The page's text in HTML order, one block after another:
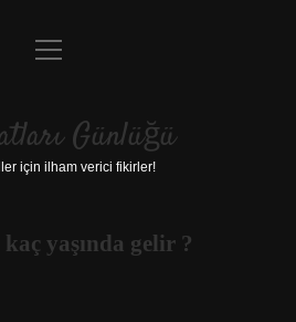
Anasayfa
Yasal Uyarı
menüyü
Günlüğü
için ilham verici fikirler!
yaşında gelir ?